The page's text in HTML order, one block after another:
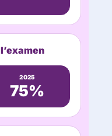
2025
75%